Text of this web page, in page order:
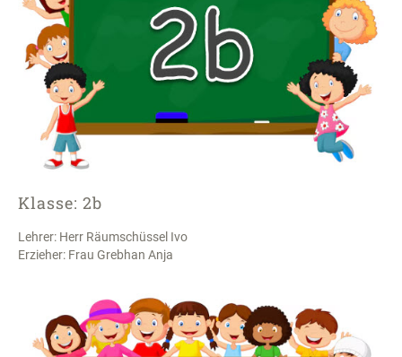
Klasse: 2b
Lehrer: Herr Räumschüssel Ivo
Erzieher: Frau Grebhan Anja